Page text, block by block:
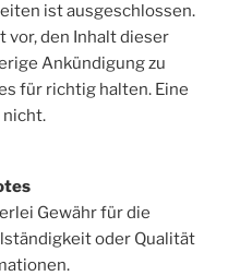
ist ausgeschlossen.
vor, den Inhalt dieser
Ankündigung zu
für richtig halten. Eine
nicht.
Gewähr für die
oder Qualität